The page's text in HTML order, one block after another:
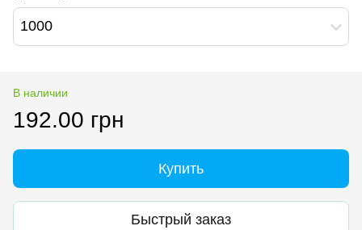
1000
В наличии
192.00 грн
Купить
Быстрый заказ